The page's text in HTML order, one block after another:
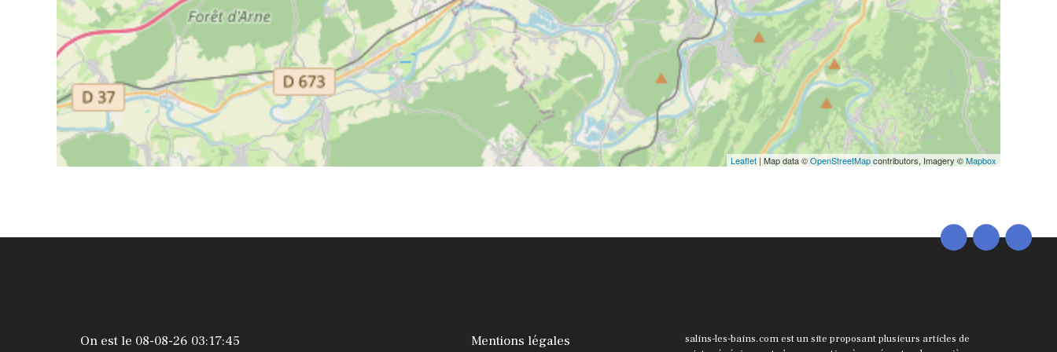
Leaflet | Map data ©OpenStreetMapcontributors, Imagery ©Mapbox
On est le 08-08-26 03:17:45 Mentions légales
salins-les-bains.com est un site proposant plusieurs articles de